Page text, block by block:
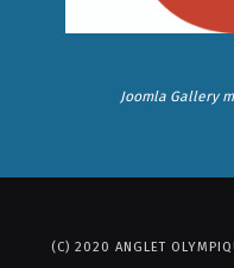
Joomla Gallery
(C) 2020 ANGLET